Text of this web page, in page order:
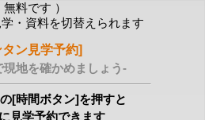
無料です ）
学・資料を切替えられます
タン見学予約]
現地を確かめましょう-
[時間ボタン]を押すと
見学予約できます